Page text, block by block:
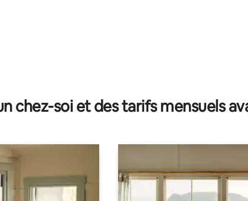
chez-soi et des tarifs mensuels